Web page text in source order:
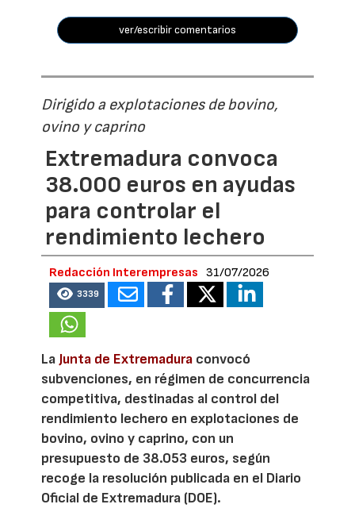
ver/escribir comentarios
Dirigido a explotaciones de bovino,
ovino y caprino
Extremadura convoca
38.000 euros en ayudas
para controlar el
rendimiento lechero
Redacción Interempresas 31/07/2026
3339
LaJunta de Extremadura convocó
subvenciones, en régimen de concurrencia
competitiva, destinadas al control del
rendimiento lechero en explotaciones de
bovino, ovino y caprino, con un
presupuesto de 38.053 euros, según
recoge la resolución publicada en el Diario
Oficial de Extremadura (DOE).